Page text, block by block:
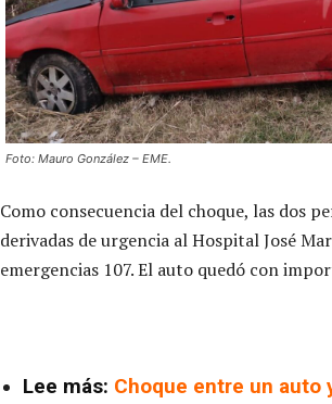
Foto: Mauro González – EME.
Como consecuencia del choque, las dos
derivadas de urgencia al Hospital José
emergencias 107. El auto quedó con
Lee más: Choque entre un auto